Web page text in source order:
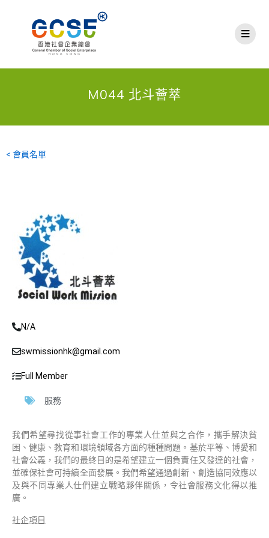
M044 北斗薈萃
< 會員名單
N/A
swmissionhk@gmail.com
Full Member
服務
我們希望尋找從事社會工作的專業人仕並與之合作，攜手解決貧
困、健康、教育和環境領域各方面的種種問題。基於平等、博愛和
社會公義，我們的最終目的是希望建立一個負責任又發達的社會，
並確保社會可持續全面發展。我們希望通過創新、創造協同效應以
及與不同專業人仕們建立戰略夥伴關係，令社會服務文化得以推
廣。
社企項目